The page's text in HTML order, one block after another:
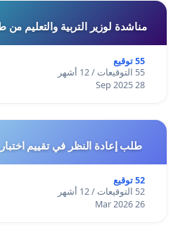
مناشدة لوزير التربية والتعليم
55 توقيع
55 التوقيعات / 12 أشهر
28 Sep 2025
طلب إعادة النظر في تقييم اختبار MAT240 ومنح Bonus
52 توقيع
52 التوقيعات / 12 أشهر
26 Mar 2026